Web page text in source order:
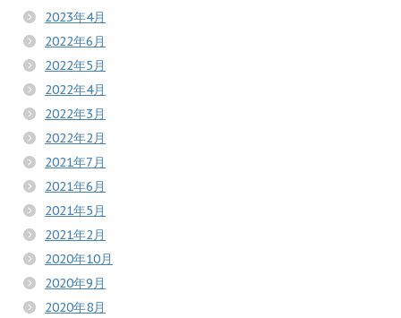
2023年4月
2022年6月
2022年5月
2022年4月
2022年3月
2022年2月
2021年7月
2021年6月
2021年5月
2021年2月
2020年10月
2020年9月
2020年8月